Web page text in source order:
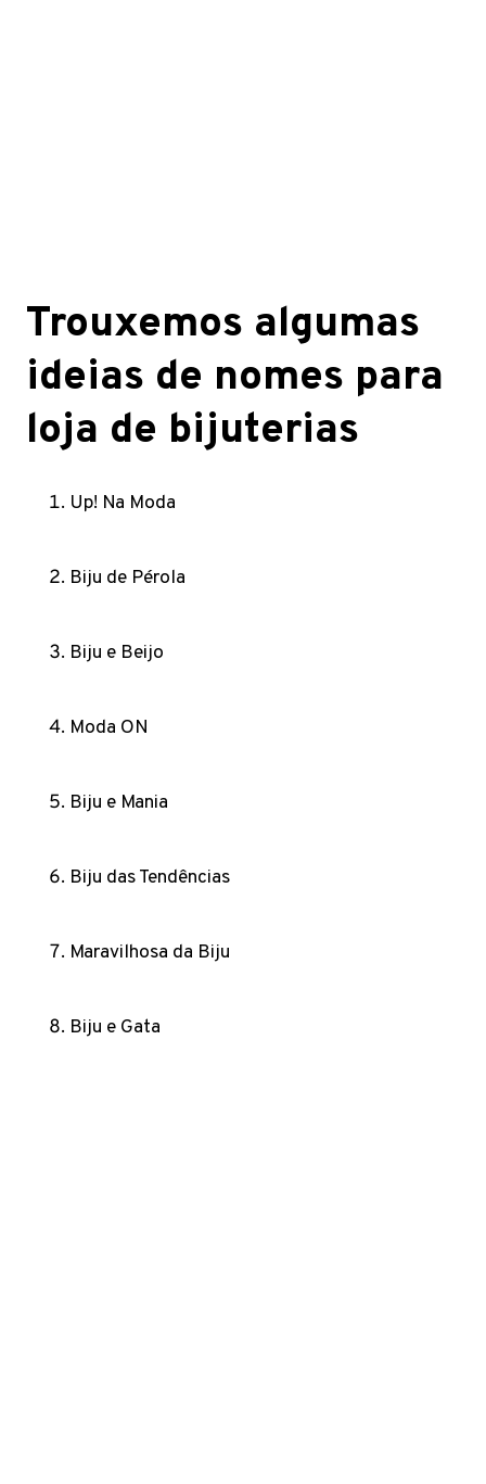
Trouxemos algumas
ideias de nomes para
loja de bijuterias
Up! Na Moda
Biju de Pérola
Biju e Beijo
Moda ON
Biju e Mania
Biju das Tendências
Maravilhosa da Biju
Biju e Gata